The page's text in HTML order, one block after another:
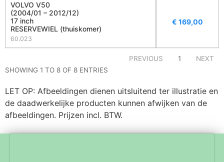
VOLVO V50
(2004/01 – 2012/12)
17 inch
RESERVEWIEL (thuiskomer)
60.023
€ 169,00
SHOWING 1 TO 8 OF 8 ENTRIES
PREVIOUS 1 NEXT
LET OP: Afbeeldingen dienen uitsluitend ter illustratie en
de daadwerkelijke producten kunnen afwijken van de
afbeeldingen. Prijzen incl. BTW.